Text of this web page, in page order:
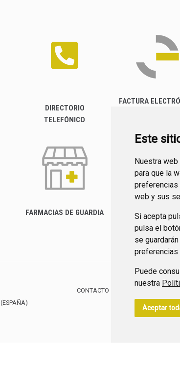
Este
Nuestra
para que la
preferencias
web y sus
Si acepta
pulsa el
se
preferencias
Puede
nuestra
Aceptar
DIRECTORIO
TELEFÓNICO
FACTURA
FARMACIAS DE GUARDIA
CANAL
(ESPAÑA)
CONTACTO